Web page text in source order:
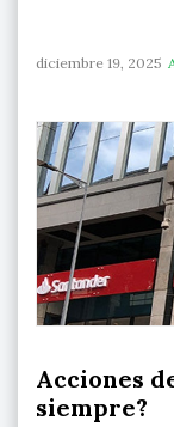
diciembre 19, 2025
Acciones
siempre?